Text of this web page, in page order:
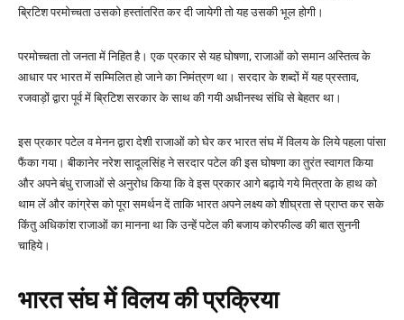
ब्रिटिश परमोच्चता उसको हस्तांतरित कर दी जायेगी तो यह उसकी भूल होगी।
परमोच्चता तो जनता में निहित है। एक प्रकार से यह घोषणा, राजाओं को समान अस्तित्व के
आधार पर भारत में सम्मिलित हो जाने का निमंत्रण था। सरदार के शब्दों में यह प्रस्ताव,
रजवाड़ों द्वारा पूर्व में ब्रिटिश सरकार के साथ की गयी अधीनस्थ संधि से बेहतर था।
इस प्रकार पटेल व मेनन द्वारा देशी राजाओं को घेर कर भारत संघ में विलय के लिये पहला पांसा
फैंका गया। बीकानेर नरेश सादूलसिंह ने सरदार पटेल की इस घोषणा का तुरंत स्वागत किया
और अपने बंधु राजाओं से अनुरोध किया कि वे इस प्रकार आगे बढ़ाये गये मित्रता के हाथ को
थाम लें और कांग्रेस को पूरा समर्थन दें ताकि भारत अपने लक्ष्य को शीघ्रता से प्राप्त कर सके
किंतु अधिकांश राजाओं का मानना था कि उन्हें पटेल की बजाय कोरफील्ड की बात सुननी
चाहिये।
भारत संघ में विलय की प्रक्रिया